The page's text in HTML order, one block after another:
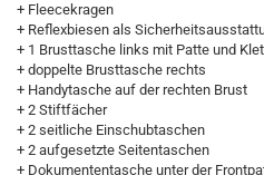
+ Fleecekragen
+ Reflexbiesen als
+ 1 Brusttasche links mit Patte und
+ doppelte Brusttasche rechts
+ Handytasche auf der rechten Brust
+ 2 Stiftfächer
+ 2 seitliche Einschubtaschen
+ 2 aufgesetzte Seitentaschen
+ Dokumententasche unter der